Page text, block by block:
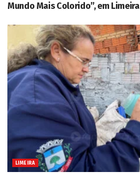
Mundo Mais Colorido”, em Limeira
LIMEIRA